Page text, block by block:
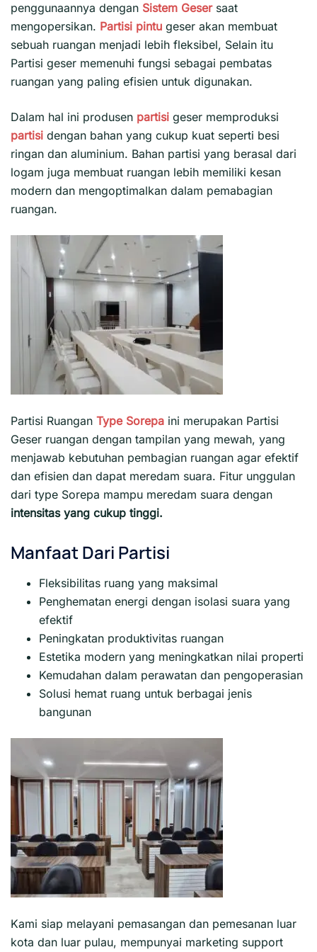
penggunaannya dengan Sistem Gesersaat
mengopersikan. Partisi pintu geser akan membuat
sebuah ruangan menjadi lebih fleksibel, Selain itu
Partisi geser memenuhi fungsi sebagai pembatas
ruangan yang paling efisien untuk digunakan.
Dalam hal ini produsen partisi geser memproduksi
partisi dengan bahan yang cukup kuat seperti besi
ringan dan aluminium. Bahan partisi yang berasal dari
logam juga membuat ruangan lebih memiliki kesan
modern dan mengoptimalkan dalam pemabagian
ruangan.
Partisi Ruangan Type Sorepa ini merupakan Partisi
Geser ruangan dengan tampilan yang mewah, yang
menjawab kebutuhan pembagian ruangan agar efektif
dan efisien dan dapat meredam suara. Fitur unggulan
dari type Sorepa mampu meredam suara dengan
intensitas yang cukup tinggi.
Manfaat Dari Partisi
Fleksibilitas ruang yang maksimal
Penghematan energi dengan isolasi suara yang
efektif
Peningkatan produktivitas ruangan
Estetika modern yang meningkatkan nilai properti
Kemudahan dalam perawatan dan pengoperasian
Solusi hemat ruang untuk berbagai jenis
bangunan
Kami siap melayani pemasangan dan pemesanan luar
kota dan luar pulau, mempunyai marketing support